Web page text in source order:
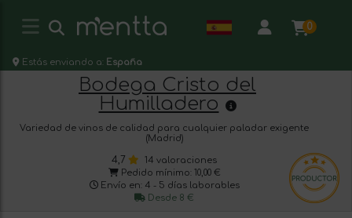
0
Estás enviando a: España
Bodega Cristo del
Humilladero
Variedad de vinos de calidad para cualquier paladar exigente
(Madrid)
4,7
14 valoraciones
Pedido mínimo: 10,00 €
Envío en: 4 - 5 días laborables
Desde 8 €